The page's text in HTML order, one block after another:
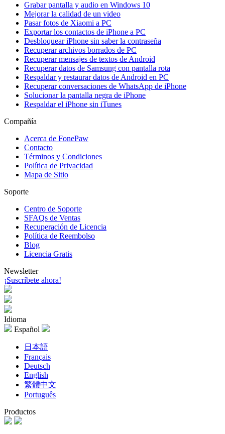
Grabar pantalla y audio en Windows 10
Mejorar la calidad de un video
Pasar fotos de Xiaomi a PC
Exportar los contactos de iPhone a PC
Desbloquear iPhone sin saber la contraseña
Recuperar archivos borrados de PC
Recuperar mensajes de textos de Android
Recuperar datos de Samsung con pantalla rota
Respaldar y restaurar datos de Android en PC
Recuperar conversaciones de WhatsApp de iPhone
Solucionar la pantalla negra de iPhone
Respaldar el iPhone sin iTunes
Compañía
Acerca de FonePaw
Contacto
Términos y Condiciones
Política de Privacidad
Mapa de Sitio
Soporte
Centro de Soporte
SFAQs de Ventas
Recuperación de Licencia
Política de Reembolso
Blog
Licencia Gratis
Newsletter
¡Suscríbete ahora!
Idioma
Español
日本語
Français
Deutsch
English
繁體中文
Português
Productos